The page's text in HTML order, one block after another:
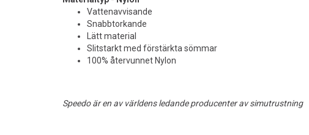
Vattenavvisande
Snabbtorkande
Lätt material
Slitstarkt med förstärkta sömmar
100% återvunnet Nylon
Speedo är en av världens ledande producenter av simutrustning